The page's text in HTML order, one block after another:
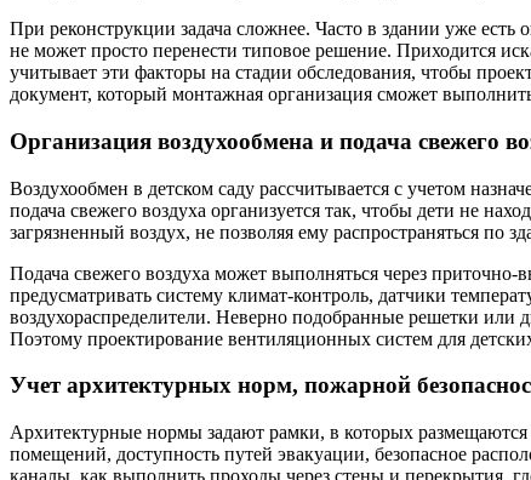
При реконструкции задача сложнее. Часто в здании уже
не может просто перенести типовое решение. Приходится
учитывает эти факторы на стадии обследования, чтобы
документ, который монтажная организация сможет
Организация воздухообмена и подача свежего
Воздухообмен в детском саду рассчитывается с учетом
подача свежего воздуха организуется так, чтобы дети не
загрязненный воздух, не позволяя ему распространяться
Подача свежего воздуха может выполняться через
предусматривать систему климат-контроль, датчики
воздухораспределители. Неверно подобранные решетки или
Поэтому проектирование вентиляционных систем для
Учет архитектурных норм, пожарной
Архитектурные нормы задают рамки, в которых
помещений, доступность путей эвакуации, безопасное
каналы, как выполнить проходы через стены и перекрытия,